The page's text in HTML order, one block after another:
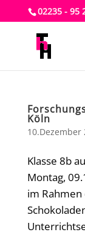
02235 - 95
Köln
10.Dezember
Klasse 8b
Montag,
im